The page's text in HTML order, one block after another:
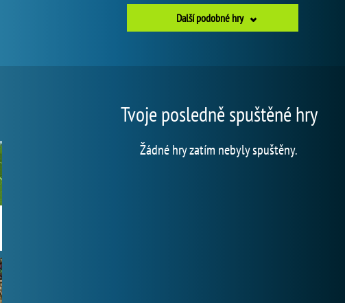
Další podobné hry
Tvoje posledně spuštěné hry
Žádné hry zatím nebyly spuštěny.